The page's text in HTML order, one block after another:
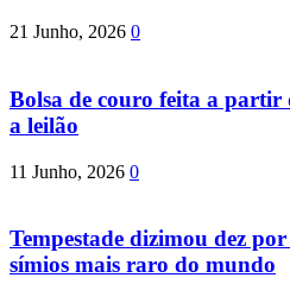
21 Junho, 2026 0
Bolsa de couro feita a partir
a leilão
11 Junho, 2026 0
Tempestade dizimou dez
símios mais raro do mundo